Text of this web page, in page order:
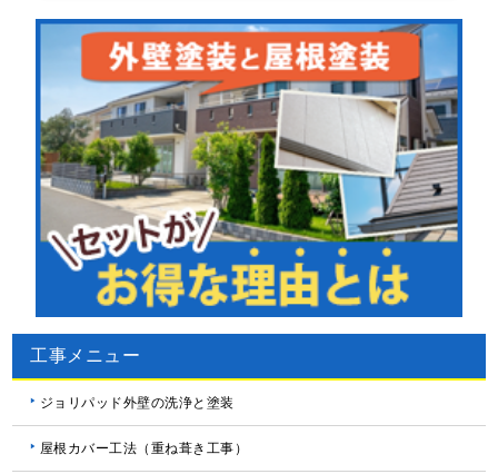
工事メニュー
ジョリパッド外壁の洗浄と塗装
屋根カバー工法（重ね葺き工事）